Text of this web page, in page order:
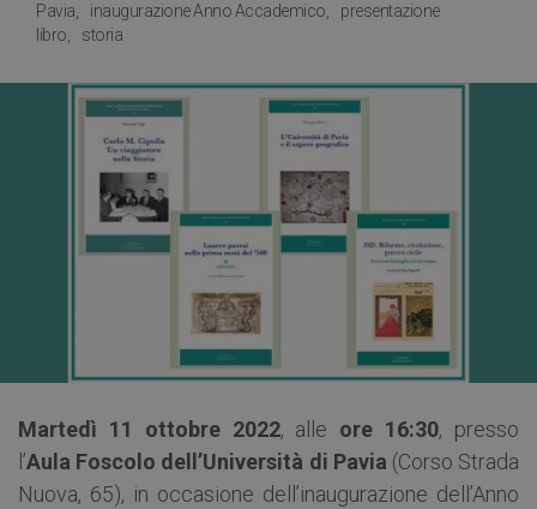
Pavia
inaugurazione Anno Accademico
presentazione
libro
storia
Martedì 11 ottobre 2022, alle ore 16:30, presso
l’Aula Foscolo dell’Università di Pavia (Corso Strada
Nuova, 65), in occasione dell’inaugurazione dell’Anno